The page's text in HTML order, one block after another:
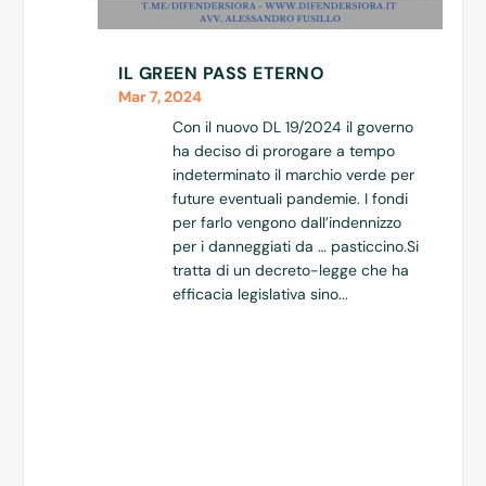
IL GREEN PASS ETERNO
Mar 7, 2024
Con il nuovo DL 19/2024 il governo
ha deciso di prorogare a tempo
indeterminato il marchio verde per
future eventuali pandemie. I fondi
per farlo vengono dall’indennizzo
per i danneggiati da … pasticcino.Si
tratta di un decreto-legge che ha
efficacia legislativa sino...